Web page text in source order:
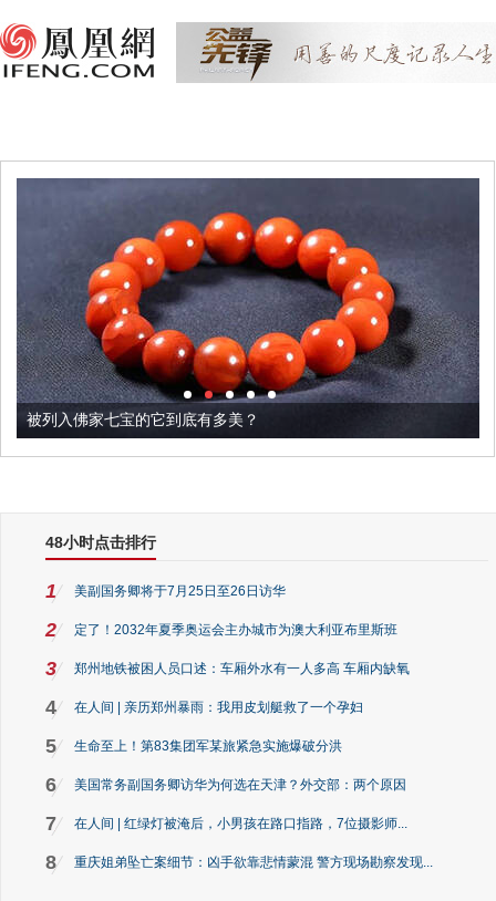
被列入佛家七宝的它到底有多美？
48小时点击排行
1 美副国务卿将于7月25日至26日访华
2 定了！2032年夏季奥运会主办城市为澳大利亚布里斯班
3 郑州地铁被困人员口述：车厢外水有一人多高 车厢内缺氧
4 在人间 | 亲历郑州暴雨：我用皮划艇救了一个孕妇
5 生命至上！第83集团军某旅紧急实施爆破分洪
6 美国常务副国务卿访华为何选在天津？外交部：两个原因
7 在人间 | 红绿灯被淹后，小男孩在路口指路，7位摄影师...
8 重庆姐弟坠亡案细节：凶手欲靠悲情蒙混 警方现场勘察发现...